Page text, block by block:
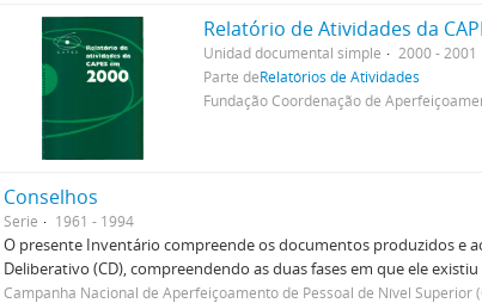
Relatório de Atividades da
Unidad documental simple
2000 - 2001
Parte deRelatórios de Atividades
Fundação Coordenação de
Conselhos
Serie 1961 - 1994
O presente Inventário compreende os documentos produzidos e
Deliberativo (CD), compreendendo as duas fases em que ele
Campanha Nacional de Aperfeiçoamento de Pessoal de Nível Superior